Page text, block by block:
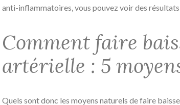
anti-inflammatoires, vous pouvez voir des résultats
Comment faire
artérielle : 5
Quels sont donc les moyens naturels de faire